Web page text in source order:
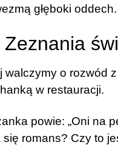
głęboki
Zeznania
o rozwód
w restauracji.
powie: „Oni na
romans? Czy to